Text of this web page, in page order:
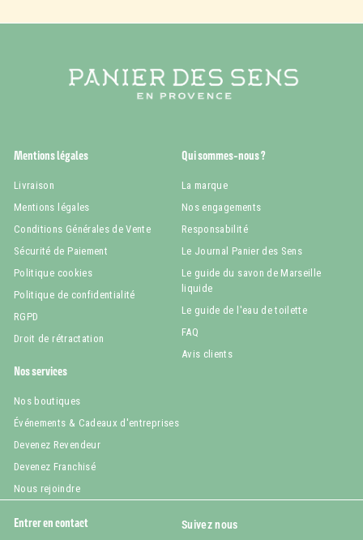
Mentions légales
Livraison
Mentions légales
Conditions Générales de Vente
Sécurité de Paiement
Politique cookies
Politique de confidentialité
RGPD
Droit de rétractation
Qui sommes-nous ?
La marque
Nos engagements
Responsabilité
Le Journal Panier des Sens
Le guide du savon de Marseille
liquide
Le guide de l'eau de toilette
FAQ
Avis clients
Nos services
Nos boutiques
Événements & Cadeaux d'entreprises
Devenez Revendeur
Devenez Franchisé
Nous rejoindre
Entrer en contact Suivez nous